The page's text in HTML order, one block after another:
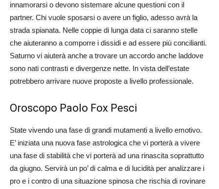
innamorarsi o devono sistemare alcune questioni con il
partner. Chi vuole sposarsi o avere un figlio, adesso avrà la
strada spianata. Nelle coppie di lunga data ci saranno stelle
che aiuteranno a comporre i dissidi e ad essere più concilianti.
Saturno vi aiuterà anche a trovare un accordo anche laddove
sono nati contrasti e divergenze nette. In vista dell’estate
potrebbero arrivare nuove proposte a livello professionale.
Oroscopo Paolo Fox Pesci
State vivendo una fase di grandi mutamenti a livello emotivo.
E’ iniziata una nuova fase astrologica che vi porterà a vivere
una fase di stabilità che vi porterà ad una rinascita soprattutto
da giugno. Servirà un po’ di calma e di lucidità per analizzare i
pro e i contro di una situazione spinosa che rischia di rovinare